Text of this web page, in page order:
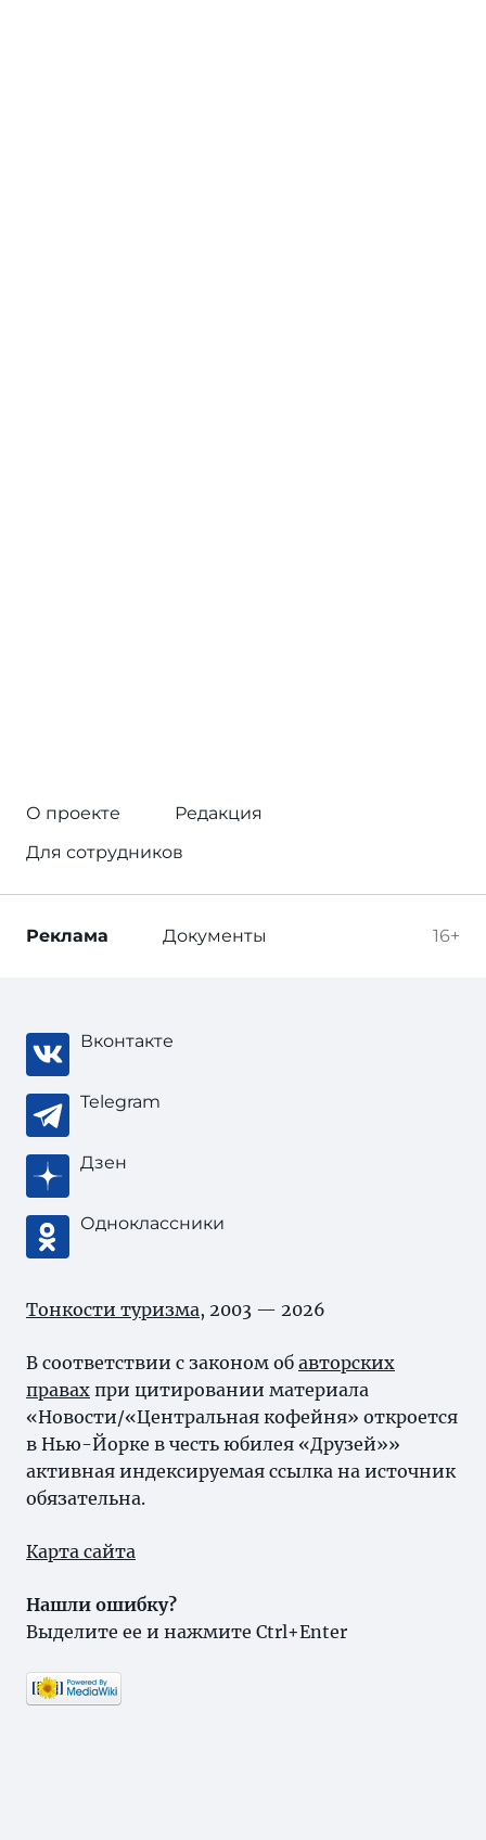
О проекте
Редакция
Для сотрудников
16+
Реклама Документы
Вконтакте
Telegram
Дзен
Одноклассники
Тонкости туризма, 2003 — 2026
В соответствии с законом об авторских
правах при цитировании материала
«Новости/«Центральная кофейня» откроется
в Нью-Йорке в честь юбилея «Друзей»»
активная индексируемая ссылка на источник
обязательна.
Карта сайта
Нашли ошибку?
Выделите ее и нажмите Ctrl+Enter